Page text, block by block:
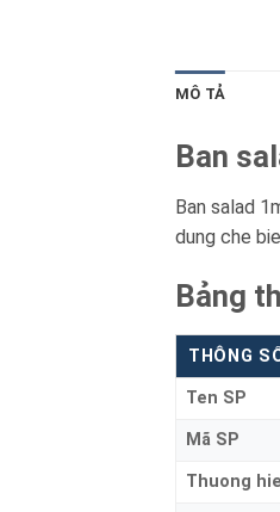
MÔ TẢ
Ban
Ban salad
dung che
Bảng
THÔNG
Ten SP
Mã SP
Thuong